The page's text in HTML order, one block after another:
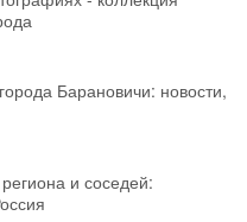
Барановичи: новости,
и соседей: